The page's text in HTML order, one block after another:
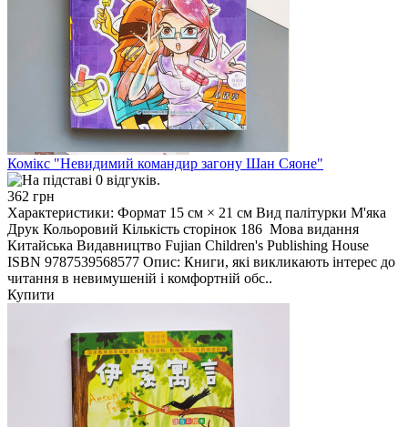
Комікс "Невидимий командир загону Шан Сяоне"
362 грн
Характеристики: Формат 15 см × 21 см Вид палітурки М'яка
Друк Кольоровий Кількість сторінок 186 Мова видання
Китайська Видавництво Fujian Children's Publishing House
ISBN 9787539568577 Опис: Книги, які викликають інтерес до
читання в невимушеній і комфортній обс..
Купити